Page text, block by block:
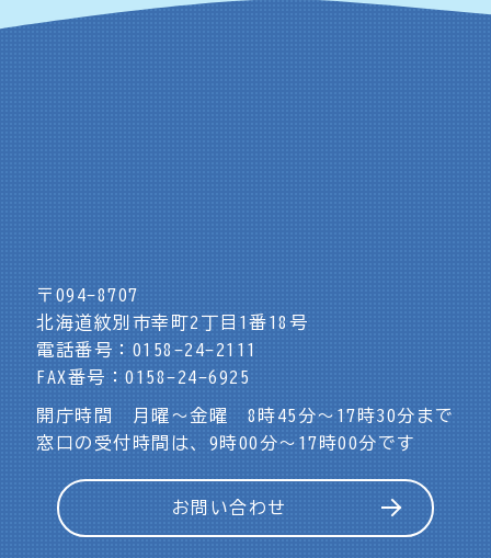
〒094-8707
北海道紋別市幸町2丁目1番18号
電話番号：0158-24-2111
FAX番号：0158-24-6925
開庁時間 月曜～金曜 8時45分～17時30分まで
窓口の受付時間は、9時00分～17時00分です
お問い合わせ